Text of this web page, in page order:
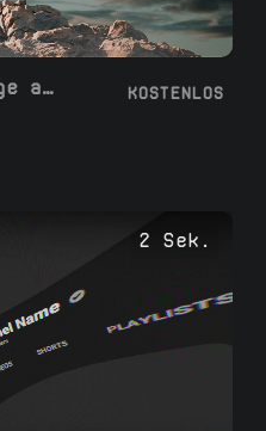
Kinematische Flagge auf dem Speer KOSTENLOS
2 Sek.